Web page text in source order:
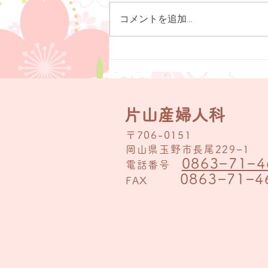
８月の診療予定
コメントを追加…
片山産婦人科
〒706-0151
岡山県玉野市長尾229−1
電話番号
FAX